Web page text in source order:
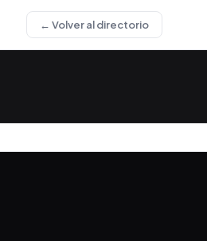
← Volver al directorio